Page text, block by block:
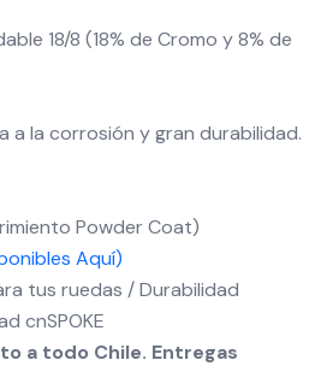
18/8 (18% de Cromo y 8% de
a la corrosión y gran durabilidad.
Powder Coat)
Aquí)
tus ruedas / Durabilidad
cnSPOKE
a todo Chile. Entregas